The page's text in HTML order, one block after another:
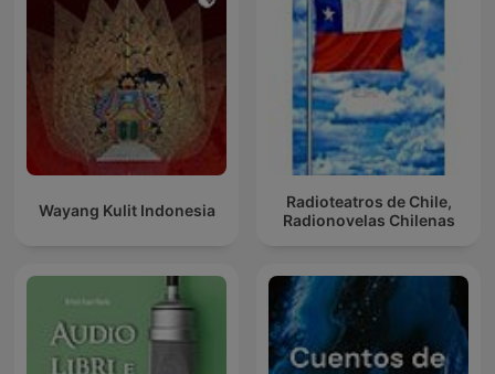
Wayang Kulit Indonesia
Radioteatros de Chile,
Radionovelas Chilenas